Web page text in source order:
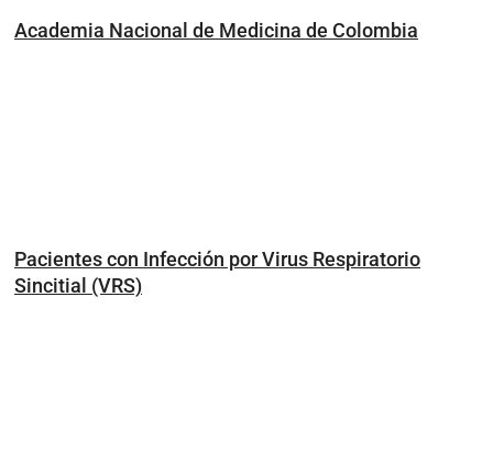
Academia Nacional de Medicina de Colombia
Pacientes con Infección por Virus Respiratorio
Sincitial (VRS)